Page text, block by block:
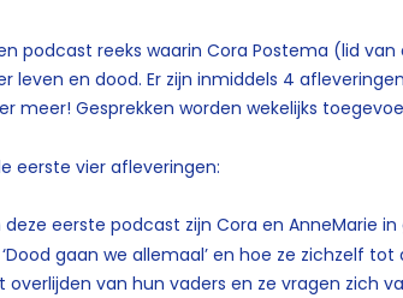
podcast reeks waarin Cora Postema (lid van
leven en dood. Er zijn inmiddels 4
meer! Gesprekken worden wekelijks
eerste vier afleveringen:
deze eerste podcast zijn Cora en AnneMarie
gaan we allemaal’ en hoe ze zichzelf
overlijden van hun vaders en ze vragen zich